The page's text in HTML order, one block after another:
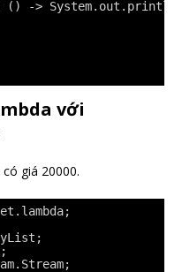
() ->
với
giá 20000.